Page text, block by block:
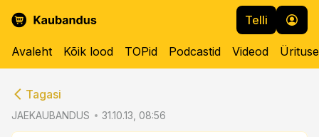
Telli
Avaleht Kõik lood TOPid Podcastid Videod
Tagasi
JAEKAUBANDUS 31.10.13, 08:56